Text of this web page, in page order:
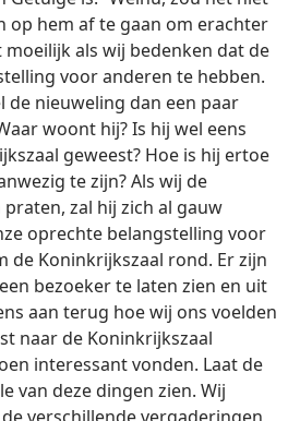
op hem af te gaan om erachter
moeilijk als wij bedenken dat de
voor anderen te hebben.
de nieuweling dan een paar
woont hij? Is hij wel eens
geweest? Hoe is hij ertoe
te zijn? Als wij de
zal hij zich al gauw
oprechte belangstelling voor
de Koninkrijkszaal rond. Er zijn
bezoeker te laten zien en uit
aan terug hoe wij ons voelden
naar de Koninkrijkszaal
interessant vonden. Laat de
van deze dingen zien. Wij